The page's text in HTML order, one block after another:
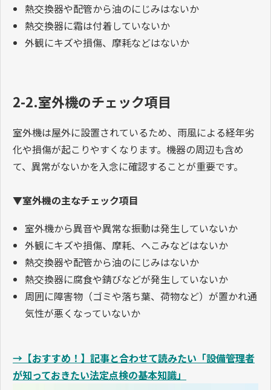
熱交換器や配管から油のにじみはないか
熱交換器に霜は付着していないか
外観にキズや損傷、摩耗などはないか
2-2.室外機のチェック項目
室外機は屋外に設置されているため、雨風による経年劣
化や損傷が起こりやすくなります。機器の周辺も含め
て、異常がないかを入念に確認することが重要です。
▼室外機の主なチェック項目
室外機から異音や異常な振動は発生していないか
外観にキズや損傷、摩耗、へこみなどはないか
熱交換器や配管から油のにじみはないか
熱交換器に腐食や錆びなどが発生していないか
周囲に障害物（ゴミや落ち葉、荷物など）が置かれ通
気性が悪くなっていないか
→【おすすめ！】記事と合わせて読みたい「設備管理者
が知っておきたい法定点検の基本知識」